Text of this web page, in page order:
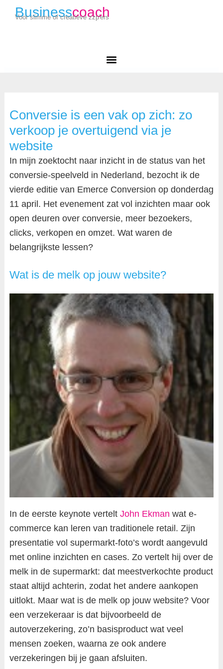
Businesscoach
Voor slimme of creatieve zzp'ers
Conversie is een vak op zich: zo
verkoop je overtuigend via je
website
In mijn zoektocht naar inzicht in de status van het
conversie-speelveld in Nederland, bezocht ik de
vierde editie van Emerce Conversion op donderdag
11 april. Het evenement zat vol inzichten maar ook
open deuren over conversie, meer bezoekers,
clicks, verkopen en omzet. Wat waren de
belangrijkste lessen?
Wat is de melk op jouw website?
In de eerste keynote vertelt John Ekman wat e-
commerce kan leren van traditionele retail. Zijn
presentatie vol supermarkt-foto’s wordt aangevuld
met online inzichten en cases. Zo vertelt hij over de
melk in de supermarkt: dat meestverkochte product
staat altijd achterin, zodat het andere aankopen
uitlokt. Maar wat is de melk op jouw website? Voor
een verzekeraar is dat bijvoorbeeld de
autoverzekering, zo’n basisproduct wat veel
mensen zoeken, waarna ze ook andere
verzekeringen bij je gaan afsluiten.